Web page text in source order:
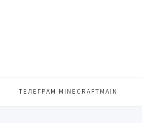
ТЕЛЕГРАМ MINECRAFTMAIN